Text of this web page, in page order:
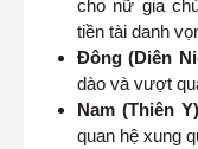
cho nữ gia
tiền tài danh
Đông (Diên
dào và vượt
Nam (Thiên
quan hệ xung